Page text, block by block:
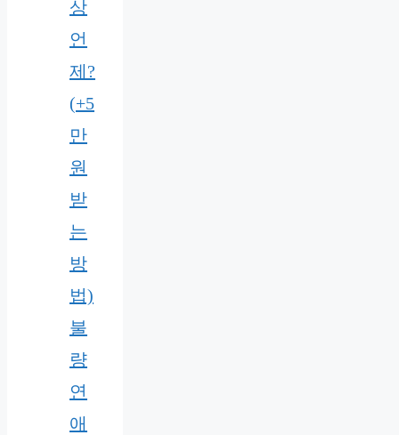
상
언
제?
(+5
만
원
받
는
방
법)
불
량
연
애